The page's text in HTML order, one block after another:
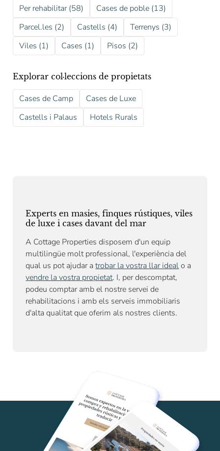
Per rehabilitar (58)
Cases de poble (13)
Parcel.les (2)
Castells (4)
Terrenys (3)
Viles (1)
Cases (1) Pisos (2)
Explorar col·leccions de propietats
Cases de Camp
Cases de Luxe
Castells i Palaus
Hotels Rurals
Experts en masies, finques rústiques, viles
de luxe i cases davant del mar
A Cottage Properties disposem d'un equip
multilingüe molt professional, l'experiència del
qual us pot ajudar atrobar la vostra llar idealo a
vendre la vostra propietat. I, per descomptat,
podeu comptar amb el nostre servei de
rehabilitacions i amb els serveis immobiliaris
d'alta qualitat que oferim als nostres clients.